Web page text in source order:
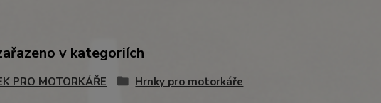
v kategoriích
PRO MOTORKÁŘE Hrnky pro motorkáře